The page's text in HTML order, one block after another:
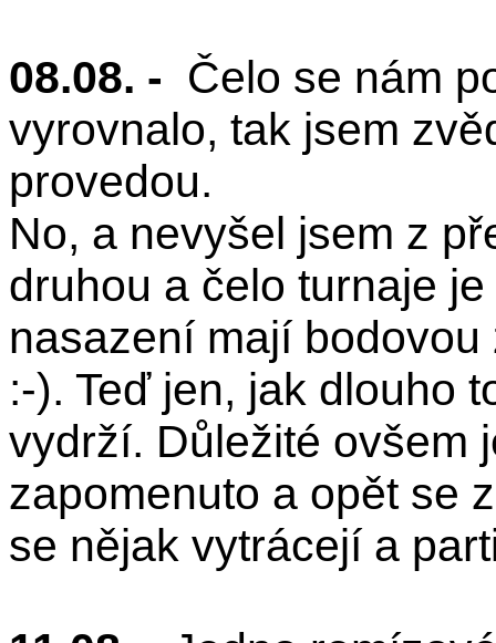
08.08. - Čelo se nám
vyrovnalo, tak jsem
provedou.
No, a nevyšel jsem z
druhou a čelo turnaje
nasazení mají
:-). Teď jen, jak dlouho
vydrží. Důležité ovšem
zapomenuto a opět se
se nějak vytrácejí a